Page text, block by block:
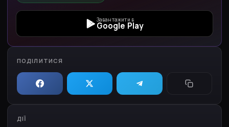
Завантажити в
Google Play
ПОДІЛИТИСЯ
ДІЇ